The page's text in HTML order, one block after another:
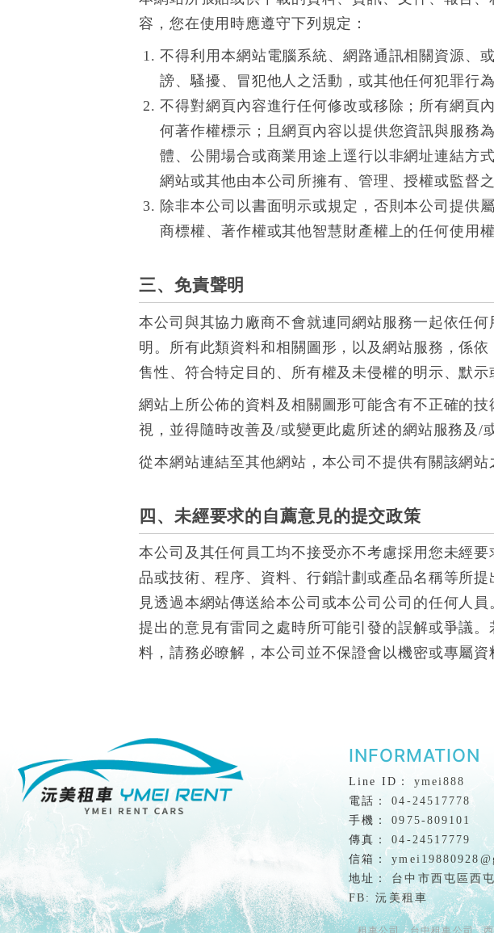
容，您在使用時應遵守下列規定：
不得利用本網站電腦系統、網路通訊相關資源、
謗、騷擾、冒犯他人之活動，或其他任何犯罪行為
不得對網頁內容進行任何修改或移除；所有網頁
何著作權標示；且網頁內容以提供您資訊與服務
體、公開場合或商業用途上逕行以非網址連結方
網站或其他由本公司所擁有、管理、授權或監督
除非本公司以書面明示或規定，否則本公司提供
商標權、著作權或其他智慧財產權上的任何使用權
三、免責聲明
本公司與其協力廠商不會就連同網站服務一起依任
明。所有此類資料和相關圖形，以及網站服務，係
售性、符合特定目的、所有權及未侵權的明示、默示
網站上所公佈的資料及相關圖形可能含有不正確的
視，並得隨時改善及/或變更此處所述的網站服務及/
從本網站連結至其他網站，本公司不提供有關該網
四、未經要求的自薦意見的提交政策
本公司及其任何員工均不接受亦不考慮採用您未經
品或技術、程序、資料、行銷計劃或產品名稱等所
見透過本網站傳送給本公司或本公司公司的任何人
提出的意見有雷同之處時所可能引發的誤解或爭議
料，請務必瞭解，本公司並不保證會以機密或專屬資
ymei888
04-24517778
0975-809101
04-24517779
台中市西屯區西
FB: 沅美租車